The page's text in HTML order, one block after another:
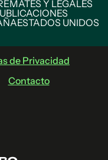
Y LEGALES
ESTADOS UNIDOS
de Privacidad
Contacto